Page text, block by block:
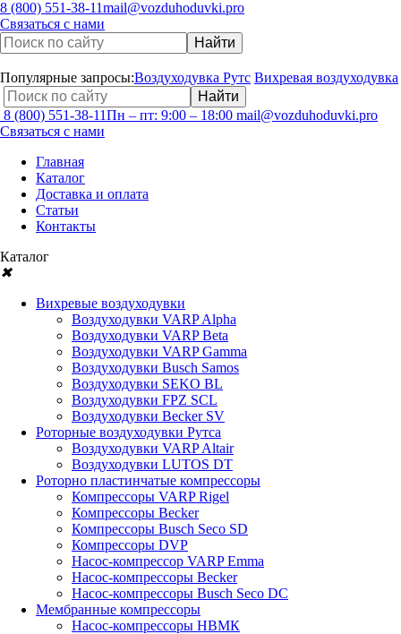
8 (800) 551-38-11mail@vozduhoduvki.pro
Связаться с нами
Популярные запросы:Воздуходувка Рутс Вихревая воздуходувка
8 (800) 551-38-11Пн – пт: 9:00 – 18:00 mail@vozduhoduvki.pro
Связаться с нами
Главная
Каталог
Доставка и оплата
Статьи
Контакты
Каталог
✖
Вихревые воздуходувки
Воздуходувки VARP Alpha
Воздуходувки VARP Beta
Воздуходувки VARP Gamma
Воздуходувки Busch Samos
Воздуходувки SEKO BL
Воздуходувки FPZ SCL
Воздуходувки Becker SV
Роторные воздуходувки Рутса
Воздуходувки VARP Altair
Воздуходувки LUTOS DT
Роторно пластинчатые компрессоры
Компрессоры VARP Rigel
Компрессоры Becker
Компрессоры Busch Seco SD
Компрессоры DVP
Насос-компрессор VARP Emma
Насос-компрессоры Becker
Насос-компрессоры Busch Seco DC
Мембранные компрессоры
Насос-компрессоры НВМК